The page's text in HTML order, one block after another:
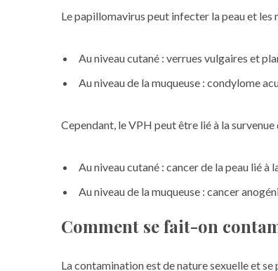
Le papillomavirus peut infecter la peau et les
Au niveau cutané : verrues vulgaires et
Au niveau de la muqueuse : condylome
Cependant, le VPH peut être lié à la survenue
Au niveau cutané : cancer de la peau lié
Au niveau de la muqueuse : cancer
Comment se fait-on
La contamination est de nature sexuelle et